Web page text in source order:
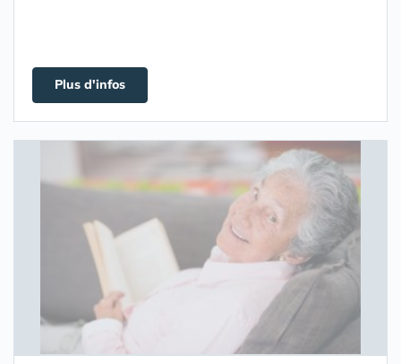
Plus d'infos